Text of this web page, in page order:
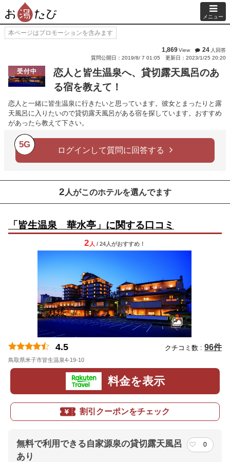
メニュー
本ページはプロモーションを含みます
1,869View 24 人回答
質問公開日：2019/8/ 7 01:05
更新日：2023/1/25 20:20
受付中
恋人と皆生温泉へ、貸切露天風呂のあ
る宿を教えて！
恋人と一緒に皆生温泉に行きたいと思っています。彼女とまったりと露
天風呂に入りたいので貸切露天風呂がある宿を探しています。おすすめ
があったら教えて下さい。
5G
ログインして質問に回答する
2 人がこのホテルを選んでます
「皆生温泉 華水亭」に関する口コミ
2 人 / 24人がおすすめ！
4.5 クチコミ数 : 96件
鳥取県米子市皆生温泉4-19-10
料金を表示
割引クーポンをチェック
無料で利用できる自家源泉の貸切露天風呂
あり
0